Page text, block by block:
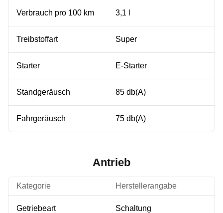
Verbrauch pro 100 km 3,1 l
Treibstoffart Super
Starter E-Starter
Standgeräusch 85 db(A)
Fahrgeräusch 75 db(A)
Antrieb
Kategorie Herstellerangabe
Getriebeart Schaltung